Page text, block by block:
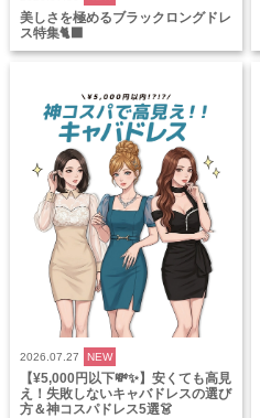
美しさを極めるブラックロングドレ
ス特集🐈‍⬛
2026.07.27 NEW
【¥5,000円以下💸✨】安くても高見
え！失敗しないキャバドレスの選び
方＆神コスパドレス5選👗